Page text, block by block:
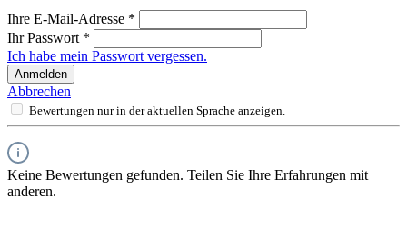
Ihre E-Mail-Adresse *
Ihr Passwort *
Ich habe mein Passwort vergessen.
Anmelden
Abbrechen
Bewertungen nur in der aktuellen Sprache anzeigen.
Keine Bewertungen gefunden. Teilen Sie Ihre Erfahrungen mit
anderen.